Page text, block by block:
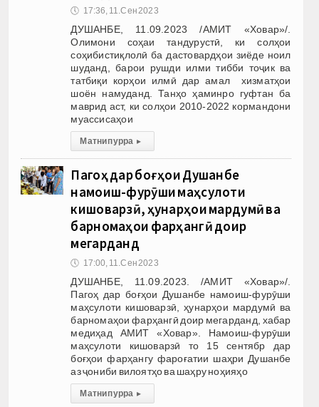
🕔 17:36, 11.Сен 2023
ДУШАНБЕ, 11.09.2023 /АМИТ «Ховар»/.
Олимони соҳаи тандурустӣ, ки солҳои
соҳибистиқлолӣ ба дастовардҳои зиёде ноил
шуданд, барои рушди илми тибби тоҷик ва
татбиқи корҳои илмӣ дар амал хизматҳои
шоён намуданд. Танҳо ҳаминро гуфтан ба
маврид аст, ки солҳои 2010-2022 кормандони
муассисаҳои
Матни пурра ▸
Пагоҳ дар боғҳои Душанбе
намоиш-фурӯши маҳсулоти
кишоварзӣ, ҳунарҳои мардумӣ ва
барномаҳои фарҳангӣ доир
мегарданд
🕔 17:00, 11.Сен 2023
ДУШАНБЕ, 11.09.2023. /АМИТ «Ховар»/.
Пагоҳ дар боғҳои Душанбе намоиш-фурӯши
маҳсулоти кишоварзӣ, ҳунарҳои мардумӣ ва
барномаҳои фарҳангӣ доир мегарданд, хабар
медиҳад АМИТ «Ховар». Намоиш-фурӯши
маҳсулоти кишоварзӣ то 15 сентябр дар
боғҳои фарҳангу фароғатии шаҳри Душанбе
аз ҷониби вилоятҳо ва шаҳру ноҳияҳо
Матни пурра ▸